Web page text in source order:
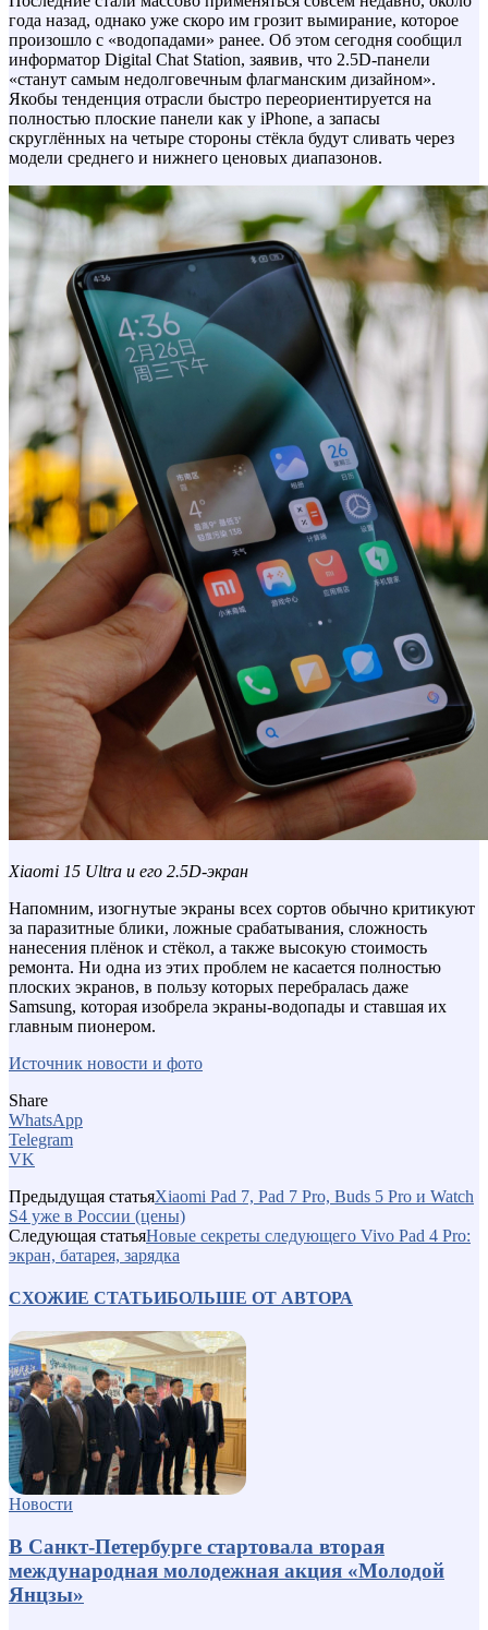
года назад, однако уже скоро им грозит вымирание, которое
произошло с «водопадами» ранее. Об этом сегодня сообщил
информатор Digital Chat Station, заявив, что 2.5D-панели
«станут самым недолговечным флагманским дизайном».
Якобы тенденция отрасли быстро переориентируется на
полностью плоские панели как у iPhone, а запасы
скруглённых на четыре стороны стёкла будут сливать через
модели среднего и нижнего ценовых диапазонов.
Xiaomi 15 Ultra и его 2.5D-экран
Напомним, изогнутые экраны всех сортов обычно критикуют
за паразитные блики, ложные срабатывания, сложность
нанесения плёнок и стёкол, а также высокую стоимость
ремонта. Ни одна из этих проблем не касается полностью
плоских экранов, в пользу которых перебралась даже
Samsung, которая изобрела экраны-водопады и ставшая их
главным пионером.
Источник новости и фото
Share
WhatsApp
Telegram
VK
Предыдущая статьяXiaomi Pad 7, Pad 7 Pro, Buds 5 Pro и Watch
S4 уже в России (цены)
Следующая статьяНовые секреты следующего Vivo Pad 4 Pro:
экран, батарея, зарядка
СХОЖИЕ СТАТЬИБОЛЬШЕ ОТ АВТОРА
Новости
В Санкт-Петербурге стартовала вторая
международная молодежная акция «Молодой
Янцзы»